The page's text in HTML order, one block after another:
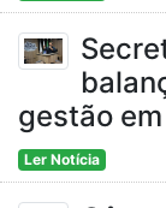
gestão
Ler Notícia